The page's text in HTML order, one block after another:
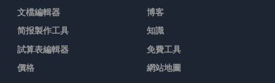
文檔編輯器
简报製作工具
試算表編輯器
價格
博客
知識
免費工具
網站地圖